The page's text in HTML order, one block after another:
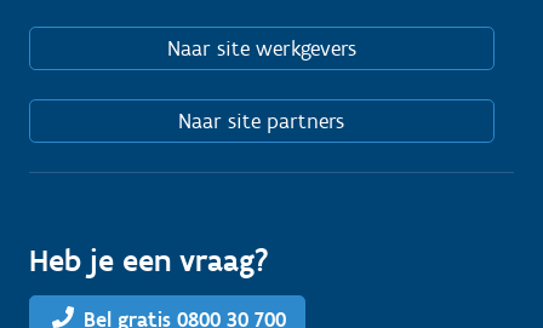
Naar site werkgevers
Naar site partners
Heb je een vraag?
Bel gratis 0800 30 700